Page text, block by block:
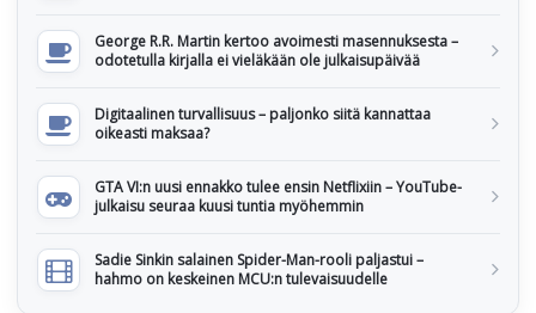
George R.R. Martin kertoo avoimesti masennuksesta –
odotetulla kirjalla ei vieläkään ole julkaisupäivää
Digitaalinen turvallisuus – paljonko siitä kannattaa
oikeasti maksaa?
GTA VI:n uusi ennakko tulee ensin Netflixiin – YouTube-
julkaisu seuraa kuusi tuntia myöhemmin
Sadie Sinkin salainen Spider-Man-rooli paljastui –
hahmo on keskeinen MCU:n tulevaisuudelle